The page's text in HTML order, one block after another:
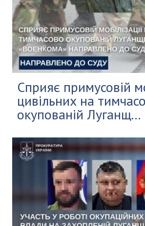
Сприяє примусовій
цивільних на
окупованій Луганщ...